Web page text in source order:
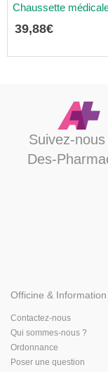
Chaussette
39,88€
Suivez-
Des-
Officine & Information
Contactez-nous
Qui sommes-nous ?
Ordonnance
Poser une question